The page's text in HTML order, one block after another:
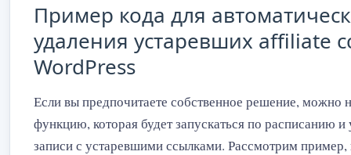
Пример кода для
удаления устаревших affiliate
WordPress
Если вы предпочитаете собственное решение, можно
функцию, которая будет запускаться по расписанию и
записи с устаревшими ссылками. Рассмотрим пример,